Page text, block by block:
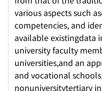
various aspects such
competencies, and
available existingdata
university faculty
universities,and an
and vocational
nonuniversitytertiary